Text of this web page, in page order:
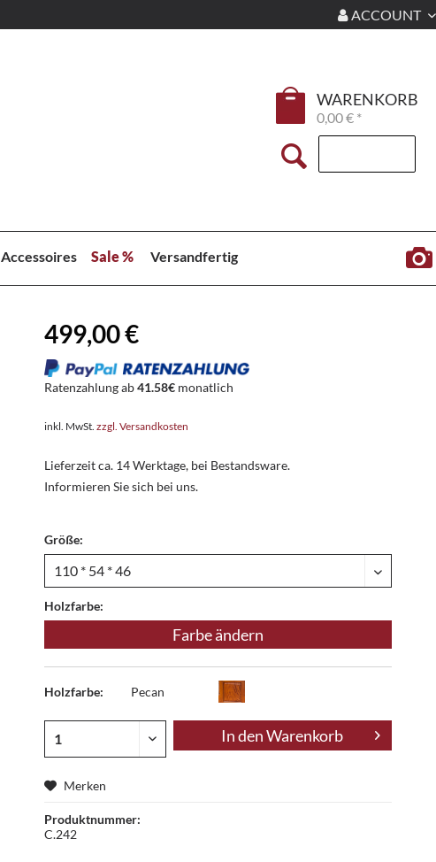
ACCOUNT
WARENKORB
0,00 € *
Accessoires Sale % Versandfertig
499,00 €
Ratenzahlung ab41.58€ monatlich
inkl. MwSt.zzgl. Versandkosten
Lieferzeit ca. 14 Werktage, bei Bestandsware.
Informieren Sie sich bei uns.
Größe:
Holzfarbe:
Farbe ändern
Holzfarbe: Pecan
In denWarenkorb
Merken
Produktnummer:
C.242